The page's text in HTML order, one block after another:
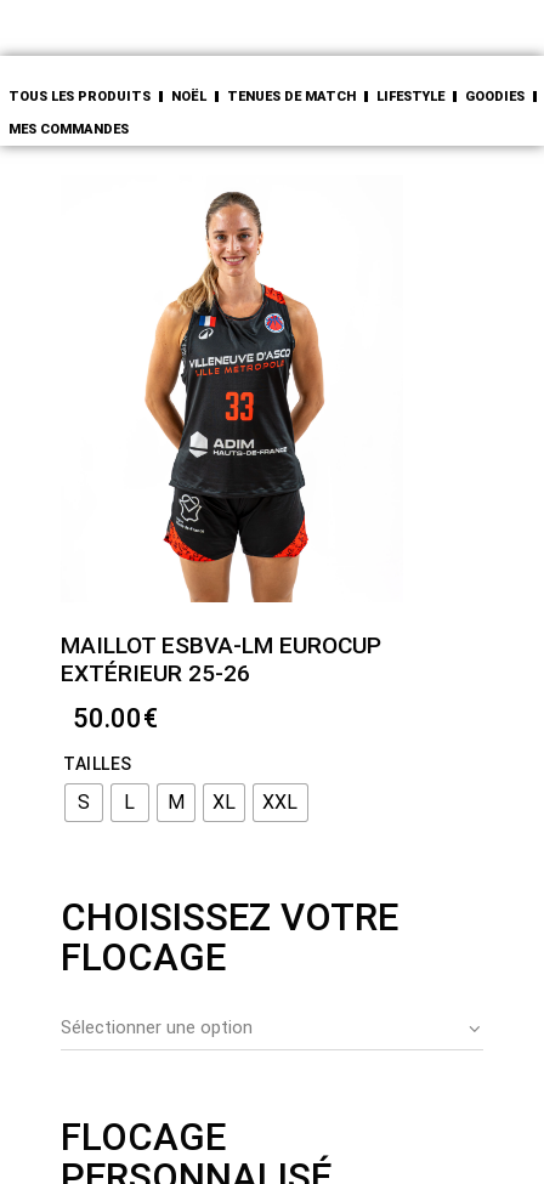
TOUS LES PRODUITS NOËL TENUES DE MATCH LIFESTYLE GOODIES
MES COMMANDES
MAILLOT ESBVA-LM EUROCUP
EXTÉRIEUR 25-26
50.00€
TAILLES
S L M XL XXL
CHOISISSEZ VOTRE
FLOCAGE
FLOCAGE